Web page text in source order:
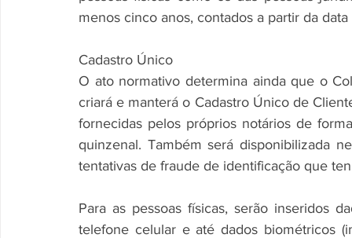
menos cinco anos, contados a partir da
Cadastro Único
O ato normativo determina ainda que o
criará e manterá o Cadastro Único de
fornecidas pelos próprios notários de
quinzenal. Também será disponibilizada
tentativas de fraude de identificação que
Para as pessoas físicas, serão inseridos
telefone celular e até dados biométricos